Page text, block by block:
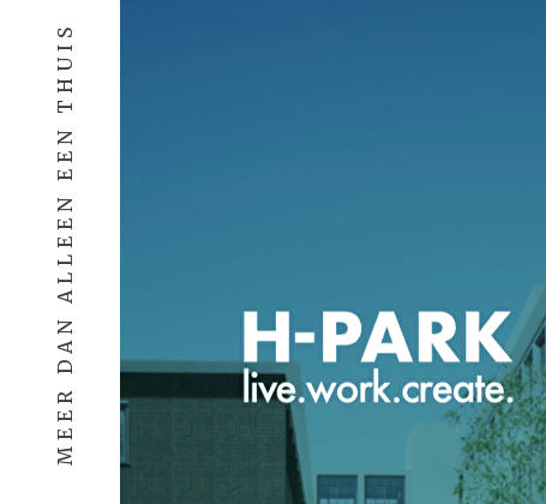
MEER DAN ALLEEN EEN THUIS